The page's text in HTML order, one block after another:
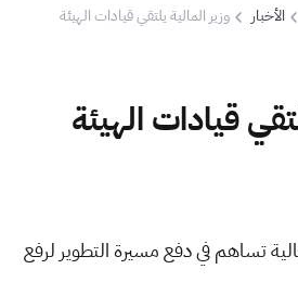
ضريبة القيمة المضافة
الأخبار وزير المالية يلتقي قيادات الهيئة
قيادات الهيئة
تساهم في دفع مسيرة التطوير لرفع